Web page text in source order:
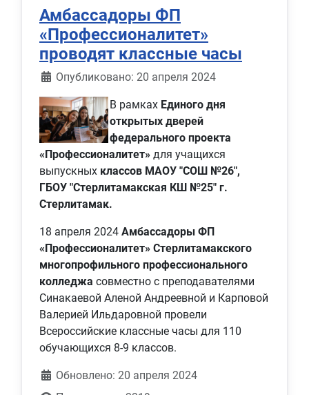
Амбассадоры ФП
«Профессионалитет»
проводят классные часы
Информация о материале
Опубликовано: 20 апреля 2024
В рамках Единого дня
открытых дверей
федерального проекта
«Профессионалитет» для учащихся
выпускных классов МАОУ "СОШ №26",
ГБОУ "Стерлитамакская КШ №25" г.
Стерлитамак.
18 апреля 2024 Амбассадоры ФП
«Профессионалитет» Стерлитамакского
многопрофильного профессионального
колледжа совместно с преподавателями
Синакаевой Аленой Андреевной и Карповой
Валерией Ильдаровной провели
Всероссийские классные часы для 110
обучающихся 8-9 классов.
Обновлено: 20 апреля 2024